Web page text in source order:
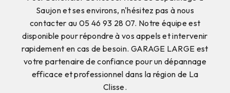
Saujon et ses environs, n'hésitez pas à nous
contacter au 05 46 93 28 07. Notre équipe est
disponible pour répondre à vos appels et intervenir
rapidement en cas de besoin. GARAGE LARGE est
votre partenaire de confiance pour un dépannage
efficace et professionnel dans la région de La
Clisse.